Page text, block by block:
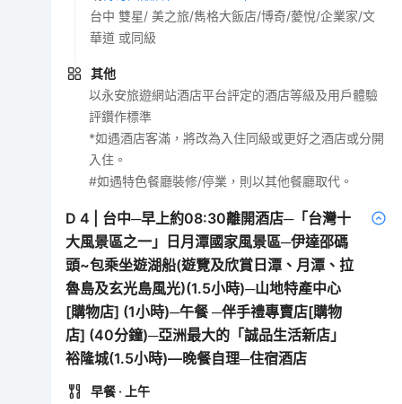
台中 雙星/ 美之旅/雋格大飯店/博奇/薆悅/企業家/文
華道 或同級
其他
以永安旅遊網站酒店平台評定的酒店等級及用戶體驗
評鑽作標準
*如遇酒店客滿，將改為入住同級或更好之酒店或分開
入住。
#如遇特色餐廳裝修/停業，則以其他餐廳取代。
D4
台中─早上約08:30離開酒店─「台灣十
大風景區之一」日月潭國家風景區─伊達邵碼
頭~包乘坐遊湖船(遊覽及欣賞日潭、月潭、拉
魯島及玄光島風光)(1.5小時)─山地特產中心
[購物店] (1小時)─午餐 ─伴手禮專賣店[購物
店] (40分鐘)─亞洲最大的「誠品生活新店」
裕隆城(1.5小時)—晚餐自理─住宿酒店
早餐 · 上午